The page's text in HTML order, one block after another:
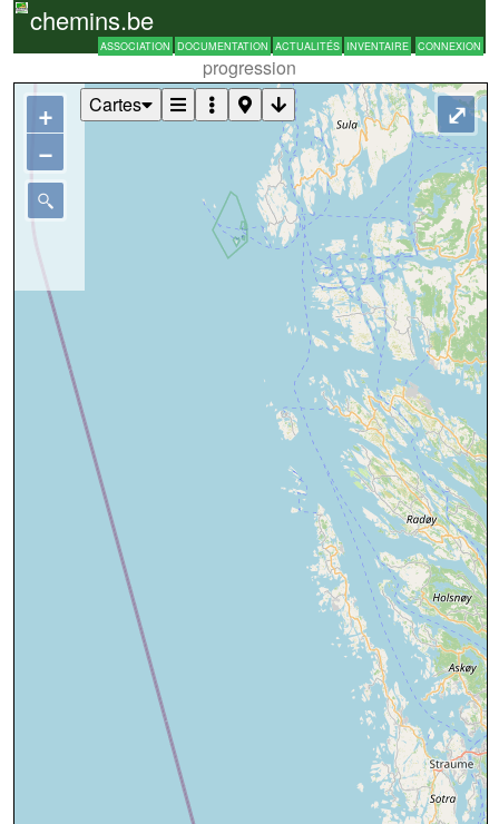
chemins.be
ASSOCIATION DOCUMENTATION ACTUALITÉS INVENTAIRE CONNEXION
progression
+
−
⤢
Cartes